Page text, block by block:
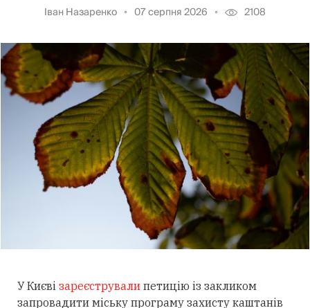
Іван Назаренко 07 серпня 2026 2108
У Києві зареєстрували петицію із закликом
запровадити міську програму захисту каштанів